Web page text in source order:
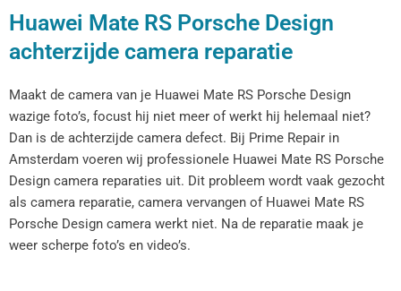
Huawei Mate RS Porsche Design
achterzijde camera reparatie
Maakt de camera van je Huawei Mate RS Porsche Design
wazige foto’s, focust hij niet meer of werkt hij helemaal niet?
Dan is de achterzijde camera defect. Bij Prime Repair in
Amsterdam voeren wij professionele Huawei Mate RS Porsche
Design camera reparaties uit. Dit probleem wordt vaak gezocht
als camera reparatie, camera vervangen of Huawei Mate RS
Porsche Design camera werkt niet. Na de reparatie maak je
weer scherpe foto’s en video’s.